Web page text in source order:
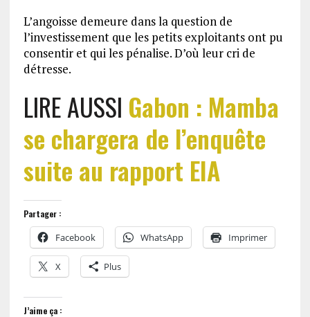
L’angoisse demeure dans la question de
l’investissement que les petits exploitants ont pu
consentir et qui les pénalise. D’où leur cri de
détresse.
LIRE AUSSI Gabon : Mamba
se chargera de l’enquête
suite au rapport EIA
Partager :
Facebook WhatsApp Imprimer
X Plus
J’aime ça :